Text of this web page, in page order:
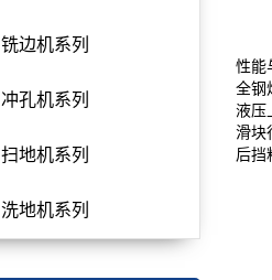
铣边机系列
冲孔机系列
扫地机系列
洗地机系列
性能
全钢
液压
滑块
后挡